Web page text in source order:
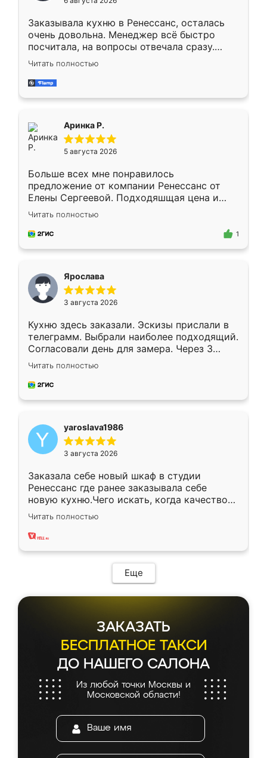
мебели буду заказывать только здесь.
Заказывала кухню в Ренессанс, осталась
очень довольна. Менеджер всё быстро
посчитала, на вопросы отвечала сразу.
Замерщик приехал в субботу, подошёл к
делу со всей ответственностью. Собрали
за день, ребята работали аккуратно, даже
Читать полностью
Аринка Р.
5 августа 2026
Больше всех мне понравилось
предложение от компании Ренессанс от
Елены Сергеевой. Подходяшщая цена и
короткие сроки изготовления. Приехавший
для замера сотрудник Владислав
предложил по моему эскизу самый
Читать полностью
1
Ярослава
3 августа 2026
Кухню здесь заказали. Эскизы прислали в
телеграмм. Выбрали наиболее подходящий.
Согласовали день для замера. Через 3
недели кухня была уже готова. Остались
довольны работой. Спасибо Ренессанс
мебель за качественную работу!
Читать полностью
yaroslava1986
3 августа 2026
Заказала себе новый шкаф в студии
Ренессанс где ранее заказывала себе
новую кухню.Чего искать, когда качеством
вполне довольна. Служит кухня уже почти
два года, нареканий нет.
Читать полностью
Еще
ЗАКАЗАТЬ
БЕСПЛАТНОЕ ТАКСИ
ДО НАШЕГО САЛОНА
Из любой точки Москвы и
Московской области!